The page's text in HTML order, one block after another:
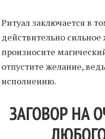
Ритуал заключается в
действительно
произносите
отпустите желание,
исполнению.
ЗАГОВОР НА